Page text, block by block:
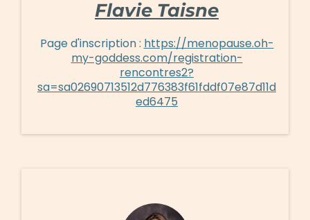
Flavie Taisne
Page d'inscription : https://menopause.oh-
my-goddess.com/registration-
rencontres2?
sa=sa02690713512d776383f61fddf07e87d11d
ed6475